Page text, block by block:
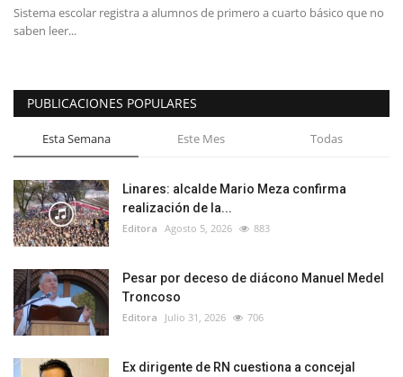
Sistema escolar registra a alumnos de primero a cuarto básico que no
saben leer...
PUBLICACIONES POPULARES
Esta Semana Este Mes Todas
Linares: alcalde Mario Meza confirma
realización de la...
Editora Agosto 5, 2026 883
Pesar por deceso de diácono Manuel Medel
Troncoso
Editora Julio 31, 2026 706
Ex dirigente de RN cuestiona a concejal